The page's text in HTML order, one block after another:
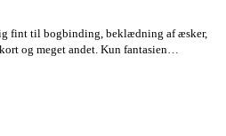
fint til bogbinding, beklædning af æsker,
og meget andet. Kun fantasien…